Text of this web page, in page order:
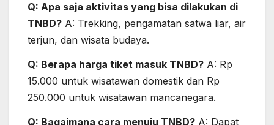
Q: Apa saja aktivitas yang bisa dilakukan di
TNBD? A: Trekking, pengamatan satwa liar, air
terjun, dan wisata budaya.
Q: Berapa harga tiket masuk TNBD? A: Rp
15.000 untuk wisatawan domestik dan Rp
250.000 untuk wisatawan mancanegara.
Q: Bagaimana cara menuju TNBD? A: Dapat